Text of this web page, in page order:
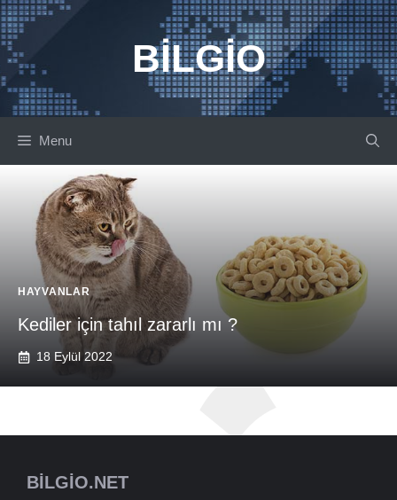
İçeriğe
atla
BILGIO
Menu
HAYVANLAR
Kediler için tahıl zararlı mı ?
18 Eylül 2022
BILGIO.NET